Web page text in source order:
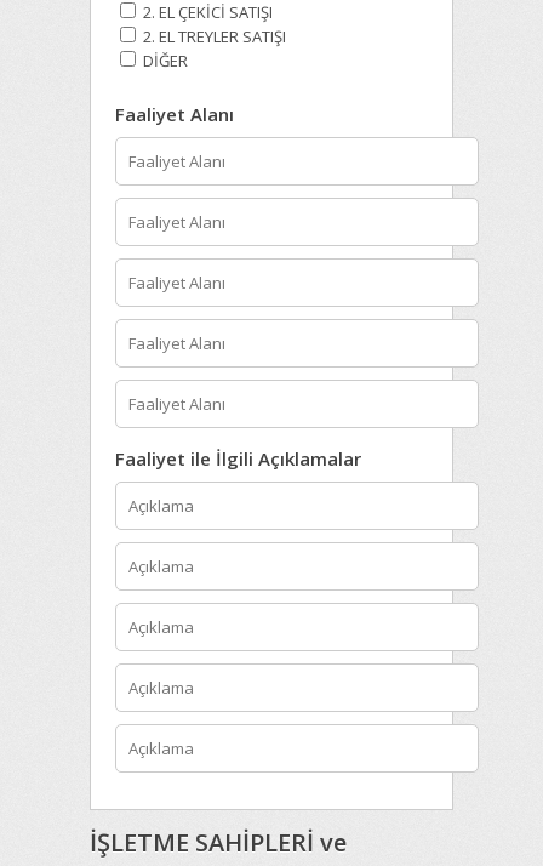
2. EL ÇEKİCİ SATIŞI
2. EL TREYLER SATIŞI
DİĞER
Faaliyet Alanı
Faaliyet ile İlgili Açıklamalar
İŞLETME SAHİPLERİ ve